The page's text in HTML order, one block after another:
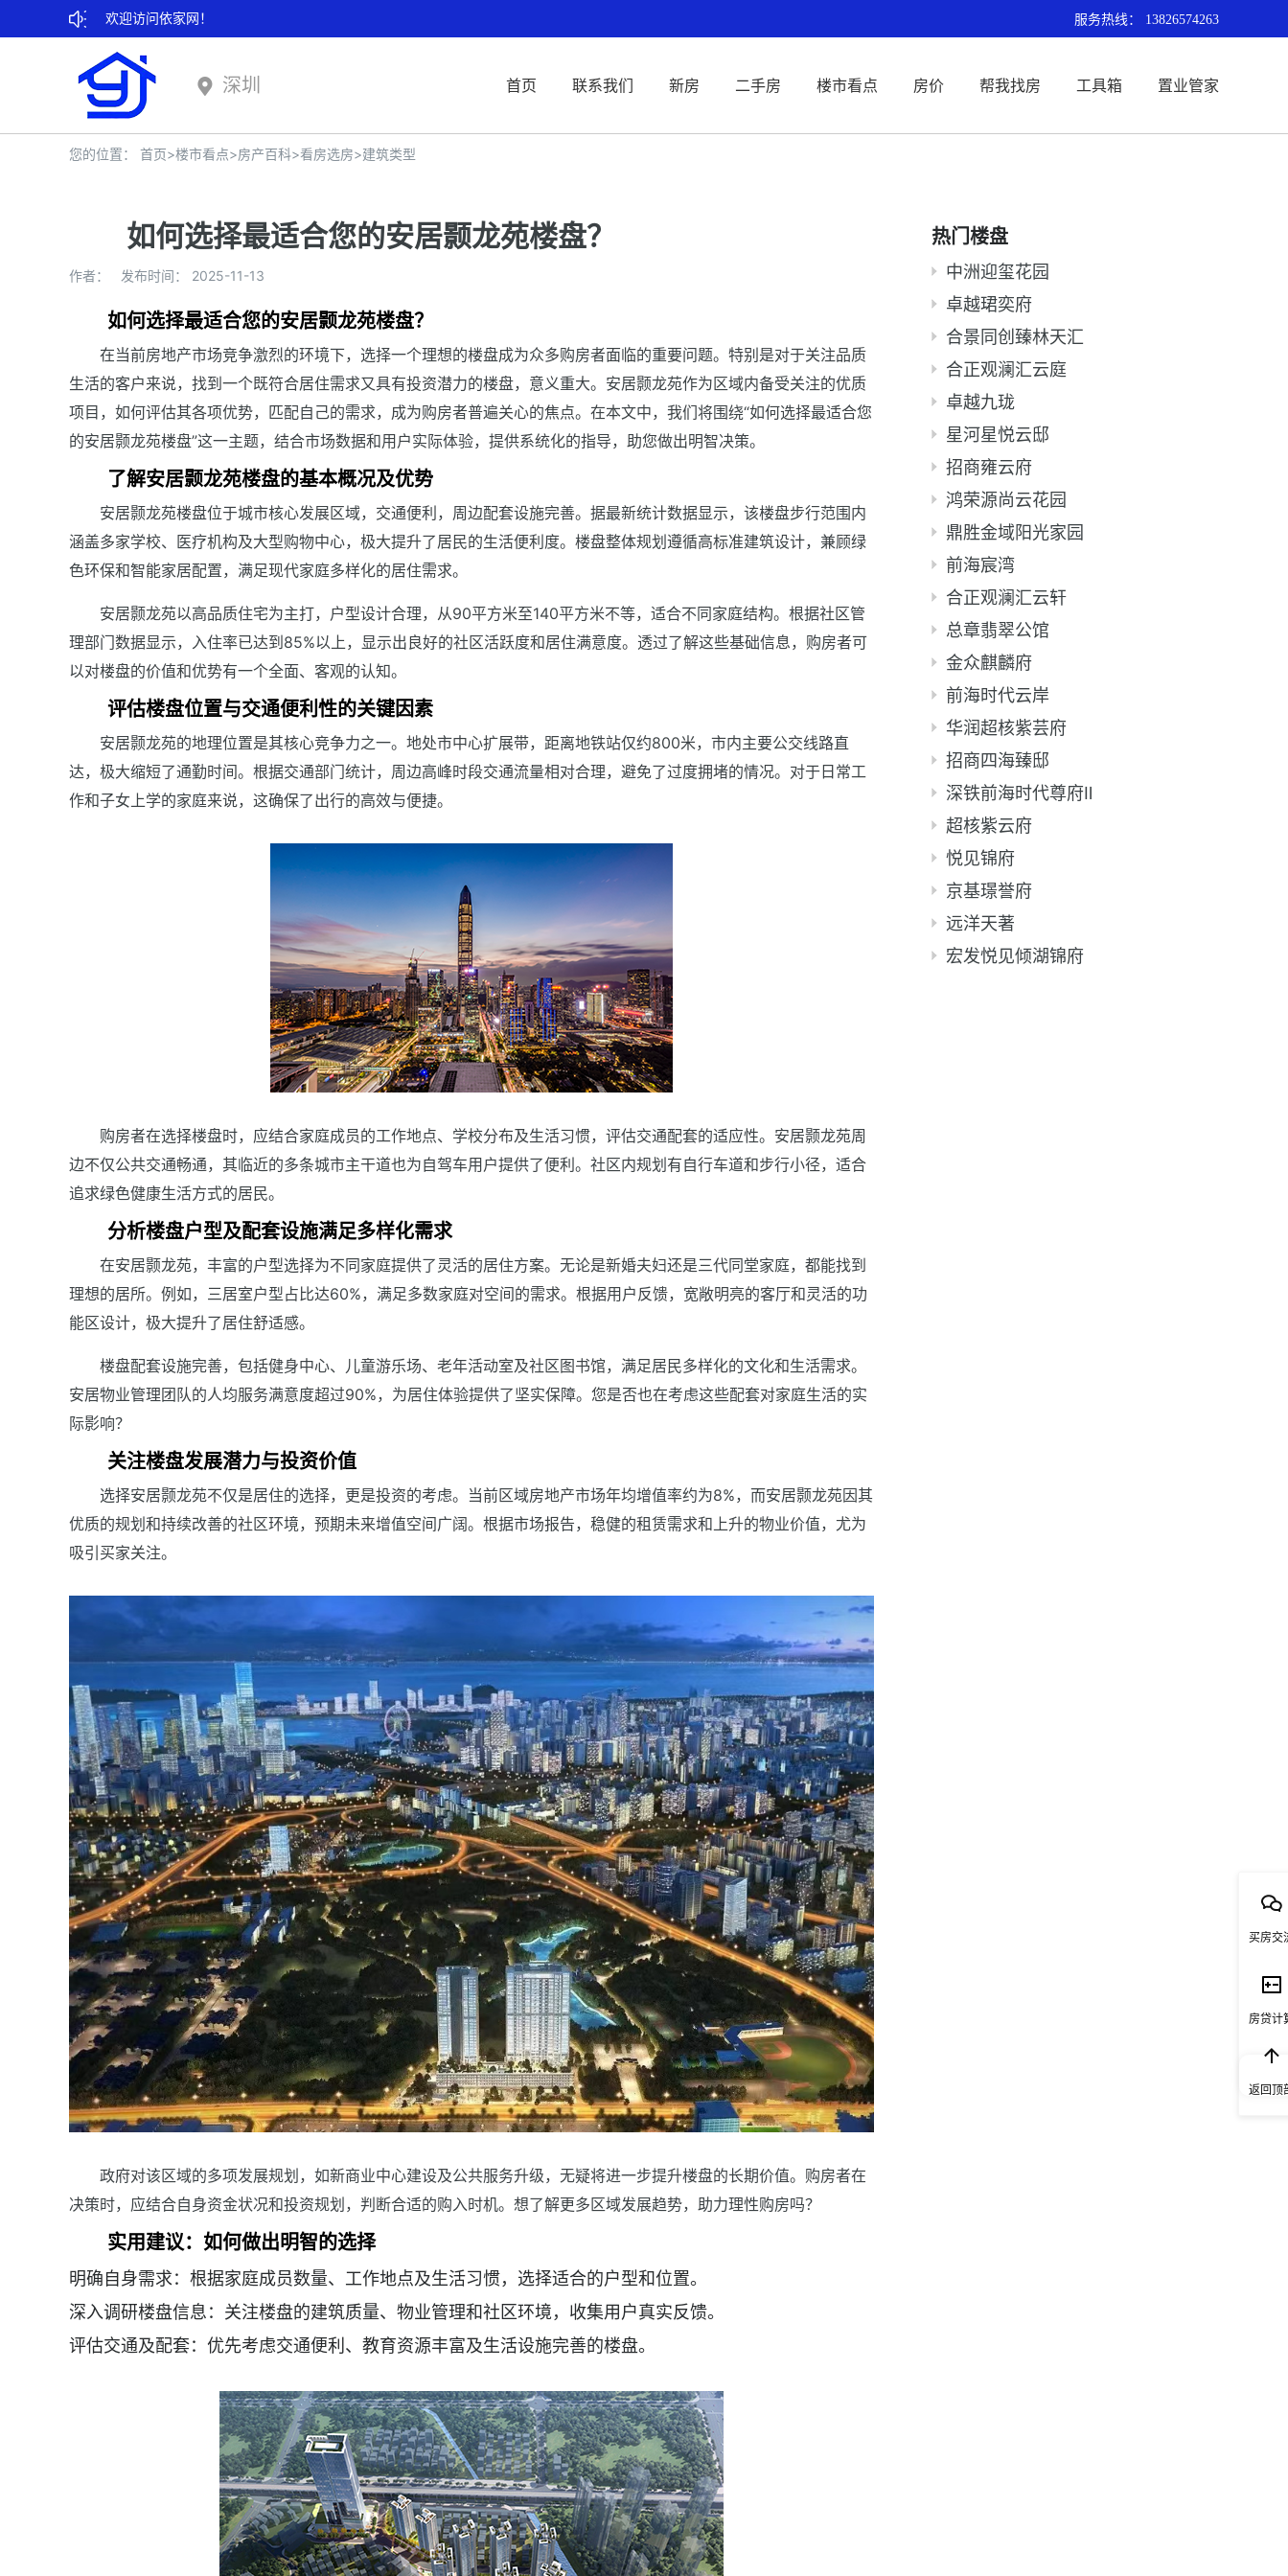
欢迎访问依家网！ 服务热线： 13826574263
深圳 首页 联系我们 新房 二手房 楼市看点 房价 帮我找房 工具箱 置业管家
您的位置： 首页>楼市看点>房产百科>看房选房>建筑类型
如何选择最适合您的安居颢龙苑楼盘？
作者： 发布时间： 2025-11-13
如何选择最适合您的安居颢龙苑楼盘？
在当前房地产市场竞争激烈的环境下，选择一个理想的楼盘成为众多购房者面临的重要问题。特别是对于关注品质
生活的客户来说，找到一个既符合居住需求又具有投资潜力的楼盘，意义重大。安居颢龙苑作为区域内备受关注的优质
项目，如何评估其各项优势，匹配自己的需求，成为购房者普遍关心的焦点。在本文中，我们将围绕“如何选择最适合您
的安居颢龙苑楼盘”这一主题，结合市场数据和用户实际体验，提供系统化的指导，助您做出明智决策。
了解安居颢龙苑楼盘的基本概况及优势
安居颢龙苑楼盘位于城市核心发展区域，交通便利，周边配套设施完善。据最新统计数据显示，该楼盘步行范围内
涵盖多家学校、医疗机构及大型购物中心，极大提升了居民的生活便利度。楼盘整体规划遵循高标准建筑设计，兼顾绿
色环保和智能家居配置，满足现代家庭多样化的居住需求。
安居颢龙苑以高品质住宅为主打，户型设计合理，从90平方米至140平方米不等，适合不同家庭结构。根据社区管
理部门数据显示，入住率已达到85%以上，显示出良好的社区活跃度和居住满意度。透过了解这些基础信息，购房者可
以对楼盘的价值和优势有一个全面、客观的认知。
评估楼盘位置与交通便利性的关键因素
安居颢龙苑的地理位置是其核心竞争力之一。地处市中心扩展带，距离地铁站仅约800米，市内主要公交线路直
达，极大缩短了通勤时间。根据交通部门统计，周边高峰时段交通流量相对合理，避免了过度拥堵的情况。对于日常工
作和子女上学的家庭来说，这确保了出行的高效与便捷。
购房者在选择楼盘时，应结合家庭成员的工作地点、学校分布及生活习惯，评估交通配套的适应性。安居颢龙苑周
边不仅公共交通畅通，其临近的多条城市主干道也为自驾车用户提供了便利。社区内规划有自行车道和步行小径，适合
追求绿色健康生活方式的居民。
分析楼盘户型及配套设施满足多样化需求
在安居颢龙苑，丰富的户型选择为不同家庭提供了灵活的居住方案。无论是新婚夫妇还是三代同堂家庭，都能找到
理想的居所。例如，三居室户型占比达60%，满足多数家庭对空间的需求。根据用户反馈，宽敞明亮的客厅和灵活的功
能区设计，极大提升了居住舒适感。
楼盘配套设施完善，包括健身中心、儿童游乐场、老年活动室及社区图书馆，满足居民多样化的文化和生活需求。
安居物业管理团队的人均服务满意度超过90%，为居住体验提供了坚实保障。您是否也在考虑这些配套对家庭生活的实
际影响？
关注楼盘发展潜力与投资价值
选择安居颢龙苑不仅是居住的选择，更是投资的考虑。当前区域房地产市场年均增值率约为8%，而安居颢龙苑因其
优质的规划和持续改善的社区环境，预期未来增值空间广阔。根据市场报告，稳健的租赁需求和上升的物业价值，尤为
吸引买家关注。
政府对该区域的多项发展规划，如新商业中心建设及公共服务升级，无疑将进一步提升楼盘的长期价值。购房者在
决策时，应结合自身资金状况和投资规划，判断合适的购入时机。想了解更多区域发展趋势，助力理性购房吗？
实用建议：如何做出明智的选择
明确自身需求：根据家庭成员数量、工作地点及生活习惯，选择适合的户型和位置。
深入调研楼盘信息：关注楼盘的建筑质量、物业管理和社区环境，收集用户真实反馈。
评估交通及配套：优先考虑交通便利、教育资源丰富及生活设施完善的楼盘。
热门楼盘
中洲迎玺花园
卓越珺奕府
合景同创臻林天汇
合正观澜汇云庭
卓越九珑
星河星悦云邸
招商雍云府
鸿荣源尚云花园
鼎胜金域阳光家园
前海宸湾
合正观澜汇云轩
总章翡翠公馆
金众麒麟府
前海时代云岸
华润超核紫芸府
招商四海臻邸
深铁前海时代尊府Ⅱ
超核紫云府
悦见锦府
京基璟誉府
远洋天著
宏发悦见倾湖锦府
买房交
房贷计
返回顶